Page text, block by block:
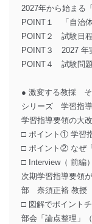
2027年から始まる
POINT１ 「自治
POINT２ 試験日
POINT３ 2027 年
POINT４ 試験問
● 激変する教採 そ
シリーズ 学習指
学習指導要領の大
□ ポイント① 学習
□ ポイント② なぜ
□ Interview（ 前編
次期学習指導要領
部 奈須正裕 教授
□ 図解でポイント
部会「論点整理」（